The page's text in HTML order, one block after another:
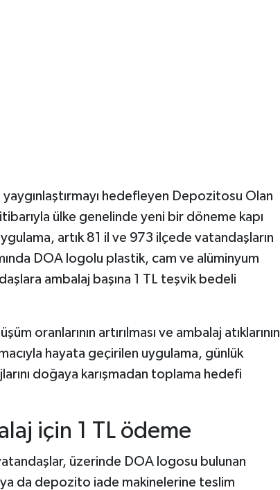
yaygınlaştırmayı hedefleyen Depozitosu Olan
ülke genelinde yeni bir döneme kapı
artık 81 il ve 973 ilçede vatandaşların
DOA logolu plastik, cam ve alüminyum
ambalaj başına 1 TL teşvik bedeli
oranlarının artırılması ve ambalaj atıklarının
hayata geçirilen uygulama, günlük
doğaya karışmadan toplama hedefi
için 1 TL ödeme
üzerinde DOA logosu bulunan
ya da depozito iade makinelerine teslim